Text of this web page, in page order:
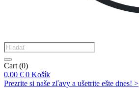
Products
search
Cart (0)
0,00 € 0 Košík
Prezrite si naše zľavy a ušetrite ešte dnes! >​